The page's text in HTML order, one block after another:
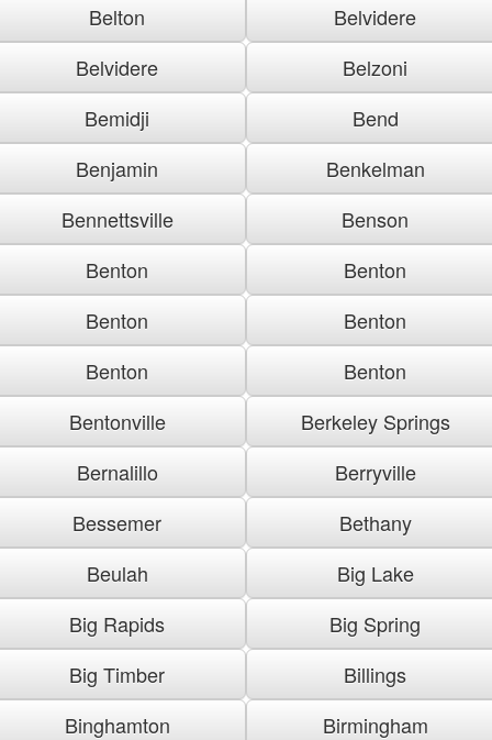
Belton
Belvidere
Belvidere
Belzoni
Bemidji
Bend
Benjamin
Benkelman
Bennettsville
Benson
Benton
Benton
Benton
Benton
Benton
Benton
Bentonville
Berkeley Springs
Bernalillo
Berryville
Bessemer
Bethany
Beulah
Big Lake
Big Rapids
Big Spring
Big Timber
Billings
Binghamton
Birmingham